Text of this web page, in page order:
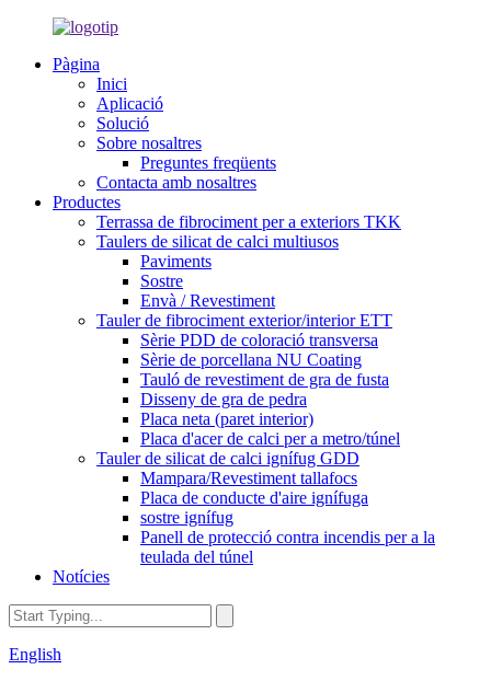
Pàgina
Inici
Aplicació
Solució
Sobre nosaltres
Preguntes freqüents
Contacta amb nosaltres
Productes
Terrassa de fibrociment per a exteriors TKK
Taulers de silicat de calci multiusos
Paviments
Sostre
Envà / Revestiment
Tauler de fibrociment exterior/interior ETT
Sèrie PDD de coloració transversa
Sèrie de porcellana NU Coating
Tauló de revestiment de gra de fusta
Disseny de gra de pedra
Placa neta (paret interior)
Placa d'acer de calci per a metro/túnel
Tauler de silicat de calci ignífug GDD
Mampara/Revestiment tallafocs
Placa de conducte d'aire ignífuga
sostre ignífug
Panell de protecció contra incendis per a la
teulada del túnel
Notícies
English